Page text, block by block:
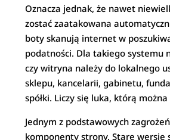
Oznacza jednak, że nawet
zostać zaatakowana
boty skanują internet w
podatności. Dla takiego systemu
czy witryna należy do lokalnego
sklepu, kancelarii, gabinetu,
spółki. Liczy się luka, którą
Jednym z podstawowych
komponenty strony. Stare wersje